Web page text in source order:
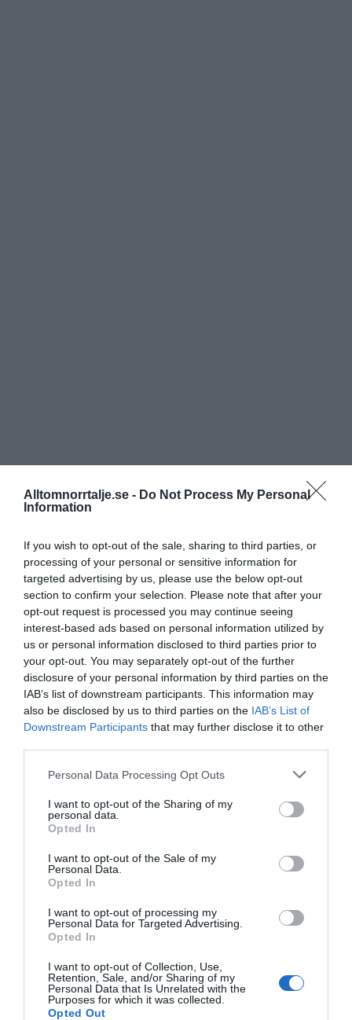
Alltomnorrtalje.se - Do Not Process My Personal
Information
If you wish to opt-out of the sale, sharing to third parties, or
processing of your personal or sensitive information for
targeted advertising by us, please use the below opt-out
section to confirm your selection. Please note that after your
opt-out request is processed you may continue seeing
interest-based ads based on personal information utilized by
us or personal information disclosed to third parties prior to
your opt-out. You may separately opt-out of the further
disclosure of your personal information by third parties on the
IAB’s list of downstream participants. This information may
also be disclosed by us to third parties on the IAB’s List of
Downstream Participants that may further disclose it to other
Personal Data Processing Opt Outs
I want to opt-out of the Sharing of my
personal data.
Opted In
I want to opt-out of the Sale of my
Personal Data.
Opted In
I want to opt-out of processing my
Personal Data for Targeted Advertising.
Opted In
I want to opt-out of Collection, Use,
Retention, Sale, and/or Sharing of my
Personal Data that Is Unrelated with the
Purposes for which it was collected.
Opted Out